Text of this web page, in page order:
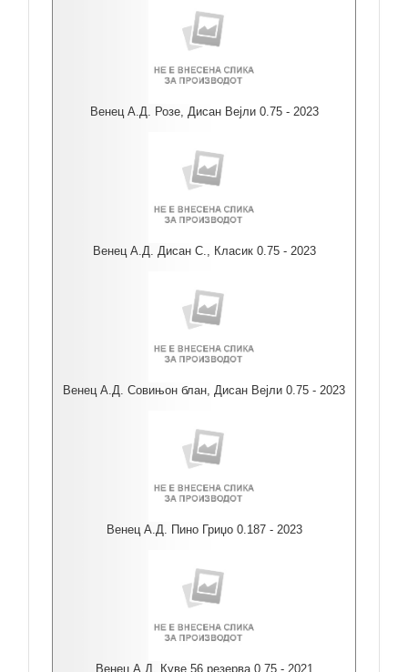
Венец А.Д. Розе, Дисан Вејли 0.75 - 2023
Венец А.Д. Дисан С., Класик 0.75 - 2023
Венец А.Д. Совињон блан, Дисан Вејли 0.75 - 2023
Венец А.Д. Пино Гриџо 0.187 - 2023
Венец А.Д. Куве 56 резерва 0.75 - 2021